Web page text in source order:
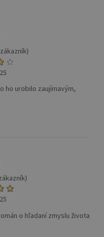
ho urobilo zaujímavým,
o hľadaní zmyslu života